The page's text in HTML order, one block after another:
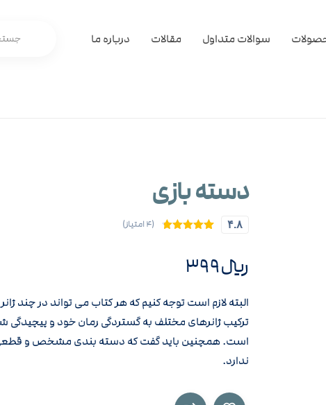
سوالات متداول مقالات درباره ما
دسته بازی
۴.۸
در
امتیازدهی
(۴ امتیاز)
﷼۳۹۹
البته لازم است توجه کنیم که هر کتاب می تواند در چند
ترکیب ژانرهای مختلف به گستردگی رمان خود و پیچیدگی
است. همچنین باید گفت که دسته بندی مشخص و قطعی
ندارد.